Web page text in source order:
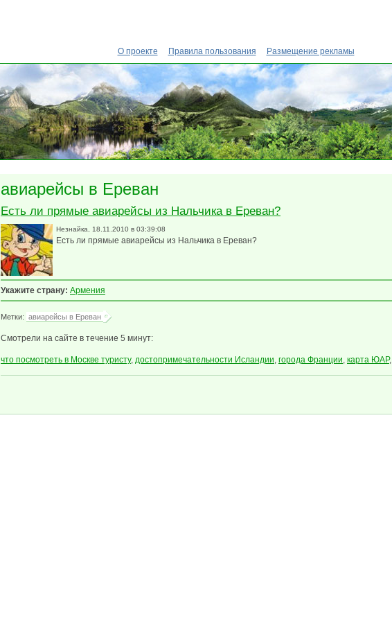
О проекте
Правила пользования Размещение рекламы
авиарейсы в Ереван
Есть ли прямые авиарейсы из Нальчика в Ереван?
Незнайка , 18.11.2010 в 03:39:08
Есть ли прямые авиарейсы из Нальчика в Ереван?
Укажите страну: Армения
Метки: авиарейсы в Ереван
Смотрели на сайте в течение 5 минут:
что посмотреть в Москве туристу, достопримечательности Исландии, города Франции, карта ЮАР,